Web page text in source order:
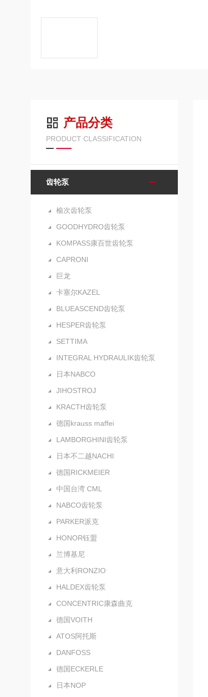
产品分类
PRODUCT CLASSIFICATION
齿轮泵
榆次齿轮泵
GOODHYDRO齿轮泵
KOMPASS康百世齿轮泵
CAPRONI
巨龙
卡塞尔KAZEL
BLUEASCEND齿轮泵
HESPER齿轮泵
SETTIMA
INTEGRAL HYDRAULIK齿轮泵
日本NABCO
JIHOSTROJ
KRACTH齿轮泵
德国krauss maffei
LAMBORGHINI齿轮泵
日本不二越NACHI
德国RICKMEIER
中国台湾 CML
NABCO齿轮泵
PARKER派克
HONOR钰盟
兰博基尼
意大利RONZIO
HALDEX齿轮泵
CONCENTRIC康森曲克
德国VOITH
ATOS阿托斯
DANFOSS
德国ECKERLE
日本NOP